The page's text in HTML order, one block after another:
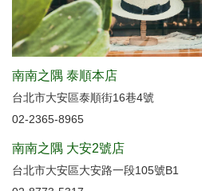
南南之隅 泰順本店
台北市大安區泰順街16巷4號
02-2365-8965
南南之隅 大安2號店
台北市大安區大安路一段105號B1